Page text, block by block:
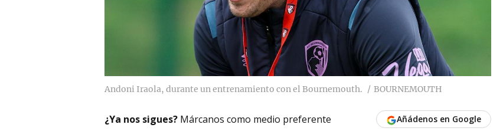
Andoni Iraola, durante un entrenamiento con el Bournemouth. BOURNEMOUTH
¿Ya nos sigues? Márcanos como medio preferente Añádenos en Google